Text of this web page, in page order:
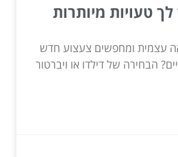
טעויות מיותרות
עצמית ומחפשים צעצוע חדש
הבחירה של דילדו או ויברטור